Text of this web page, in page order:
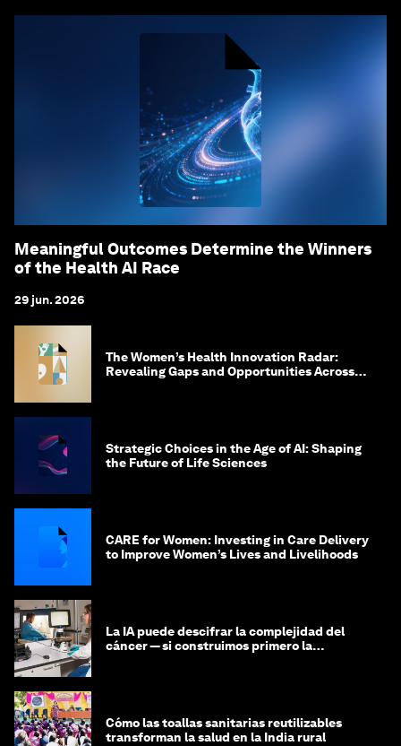
Meaningful Outcomes Determine the Winners
of the Health AI Race
29 jun. 2026
The Women’s Health Innovation Radar:
Revealing Gaps and Opportunities Across
Strategic Choices in the Age of AI: Shaping
the Future of Life Sciences
CARE for Women: Investing in Care Delivery
to Improve Women’s Lives and Livelihoods
La IA puede descifrar la complejidad del
cáncer — si construimos primero la
Cómo las toallas sanitarias reutilizables
transforman la salud en la India rural